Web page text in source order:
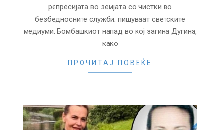
репресијата во земјата со чистки во
безбедносните служби, пишуваат светските
медиуми. Бомбашкиот напад во кој загина Дугина,
како
ПРОЧИТАЈ ПОВЕЌЕ